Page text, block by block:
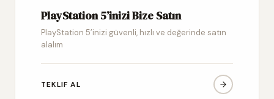
PlayStation 5’inizi Bize Satın
PlayStation 5’inizi güvenli, hızlı ve değerinde satın
alalım
TEKLIF AL